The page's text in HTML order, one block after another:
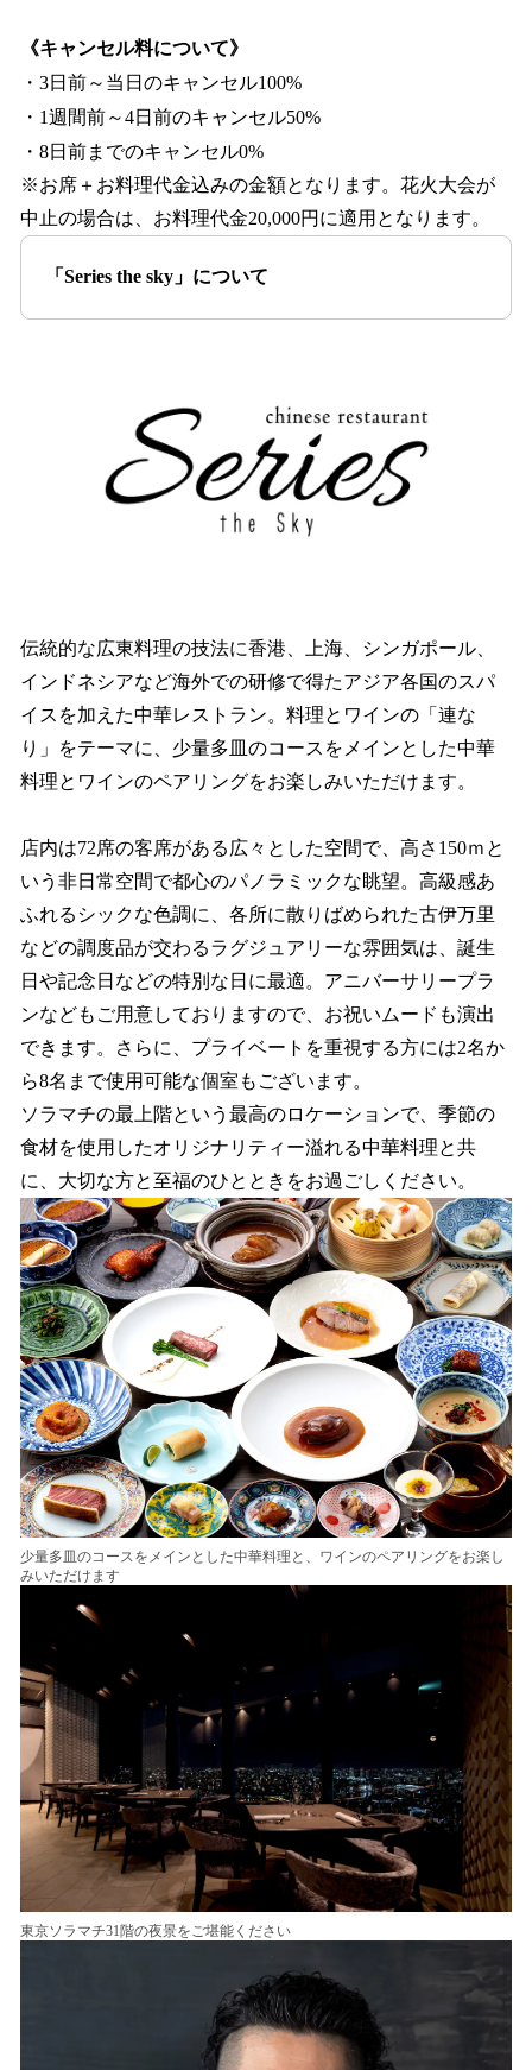
《キャンセル料について》
・3日前～当日のキャンセル100%
・1週間前～4日前のキャンセル50%
・8日前までのキャンセル0%
※お席＋お料理代金込みの金額となります。花火大会が
中止の場合は、お料理代金20,000円に適用となります。
「Series the sky」について
伝統的な広東料理の技法に香港、上海、シンガポール、
インドネシアなど海外での研修で得たアジア各国のスパ
イスを加えた中華レストラン。料理とワインの「連な
り」をテーマに、少量多皿のコースをメインとした中華
料理とワインのペアリングをお楽しみいただけます。
店内は72席の客席がある広々とした空間で、高さ150ｍと
いう非日常空間で都心のパノラミックな眺望。高級感あ
ふれるシックな色調に、各所に散りばめられた古伊万里
などの調度品が交わるラグジュアリーな雰囲気は、誕生
日や記念日などの特別な日に最適。アニバーサリープラ
ンなどもご用意しておりますので、お祝いムードも演出
できます。さらに、プライベートを重視する方には2名か
ら8名まで使用可能な個室もございます。
ソラマチの最上階という最高のロケーションで、季節の
食材を使用したオリジナリティー溢れる中華料理と共
に、大切な方と至福のひとときをお過ごしください。
少量多皿のコースをメインとした中華料理と、ワインのペアリングをお楽し
みいただけます
東京ソラマチ31階の夜景をご堪能ください